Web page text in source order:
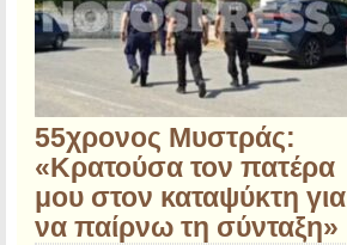
55χρονος Μυστράς:
«Κρατούσα τον πατέρα
μου στον καταψύκτη για
να παίρνω τη σύνταξη»